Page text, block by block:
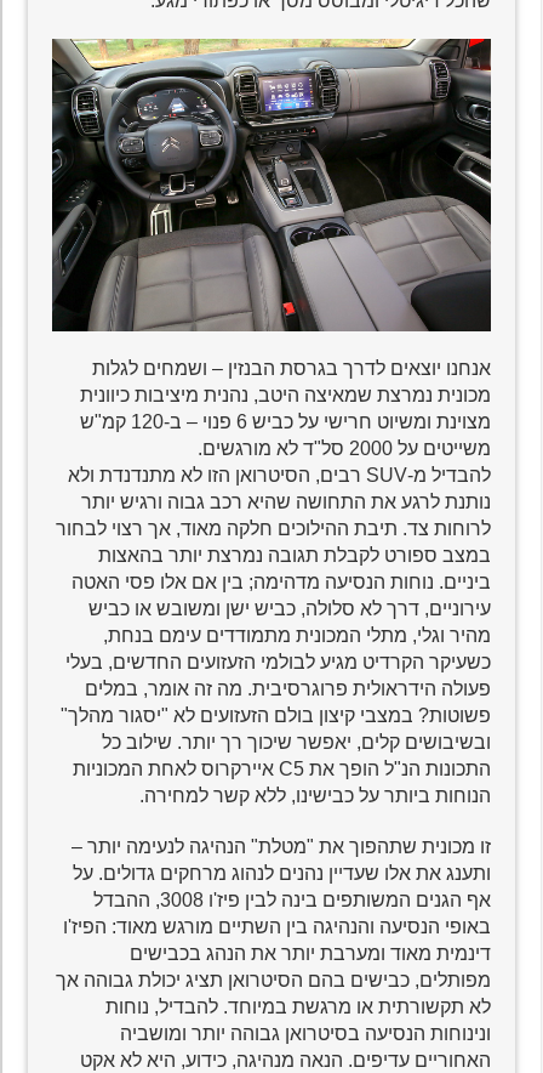
אנחנו יוצאים לדרך בגרסת הבנזין – ושמחים לגלות
מכונית נמרצת שמאיצה היטב, נהנית מיציבות כיוונית
מצוינת ומשיוט חרישי על כביש 6 פנוי – ב-120 קמ"ש
משייטים על 2000 סל"ד לא מורגשים.
להבדיל מ-SUV רבים, הסיטרואן הזו לא מתנדנדת ולא
נותנת לרגע את התחושה שהיא רכב גבוה ורגיש יותר
לרוחות צד. תיבת ההילוכים חלקה מאוד, אך רצוי לבחור
במצב ספורט לקבלת תגובה נמרצת יותר בהאצות
ביניים. נוחות הנסיעה מדהימה; בין אם אלו פסי האטה
עירוניים, דרך לא סלולה, כביש ישן ומשובש או כביש
מהיר וגלי, מתלי המכונית מתמודדים עימם בנחת,
כשעיקר הקרדיט מגיע לבולמי הזעזועים החדשים, בעלי
פעולה הידראולית פרוגרסיבית. מה זה אומר, במלים
פשוטות? במצבי קיצון בולם הזעזועים לא "יסגור מהלך"
ובשיבושים קלים, יאפשר שיכוך רך יותר. שילוב כל
התכונות הנ"ל הופך את C5 איירקרוס לאחת המכוניות
הנוחות ביותר על כבישינו, ללא קשר למחירה.
זו מכונית שתהפוך את "מטלת" הנהיגה לנעימה יותר –
ותענג את אלו שעדיין נהנים לנהוג מרחקים גדולים. על
אף הגנים המשותפים בינה לבין פיז'ו 3008, ההבדל
באופי הנסיעה והנהיגה בין השתיים מורגש מאוד: הפיז'ו
דינמית מאוד ומערבת יותר את הנהג בכבישים
מפותלים, כבישים בהם הסיטרואן תציג יכולת גבוהה אך
לא תקשורתית או מרגשת במיוחד. להבדיל, נוחות
ונינוחות הנסיעה בסיטרואן גבוהה יותר ומושביה
האחוריים עדיפים. הנאה מנהיגה, כידוע, היא לא אקט